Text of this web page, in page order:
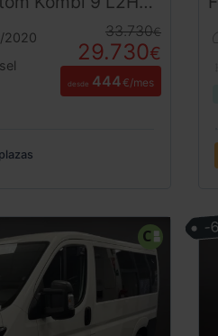
2020
33.730€
29.730€
desde 444€/mes
-